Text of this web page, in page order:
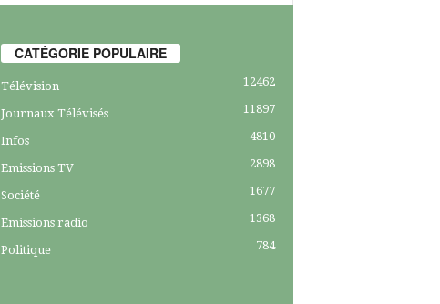
CATÉGORIE POPULAIRE
Télévision 12462
Journaux Télévisés 11897
Infos 4810
Emissions TV 2898
Société 1677
Emissions radio 1368
Politique 784